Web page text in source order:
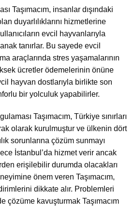
Taşımacım, insanlar dışındaki
duyarlılıklarını hizmetlerine
evcil hayvanlarıyla
tanırlar. Bu sayede evcil
araçlarında stres yaşamalarının
ücretler ödemelerinin önüne
hayvan dostlarıyla birlikte son
bir yolculuk yapabilirler.
Taşımacım, Türkiye sınırları
olarak kurulmuştur ve ülkenin dört
sorunlarına çözüm sunmayı
İstanbul’da hizmet verir ancak
erişilebilir durumda olacakları
önem veren Taşımacım,
dikkate alır. Problemleri
çözüme kavuşturmak Taşımacım